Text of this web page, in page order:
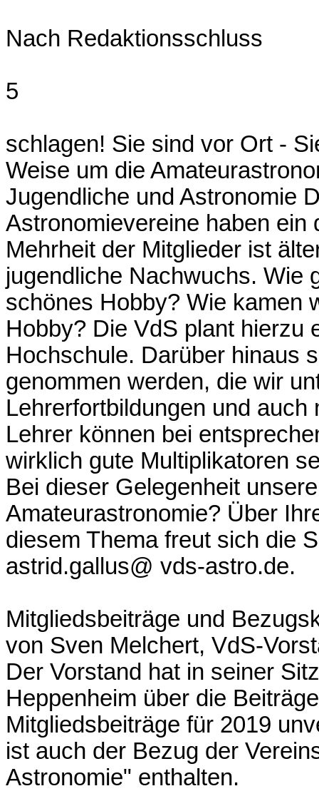
Nach Redaktionsschluss
5
schlagen! Sie sind vor Ort -
Weise um die
Jugendliche und Astronomie
Astronomievereine haben
Mehrheit der Mitglieder ist
jugendliche Nachwuchs. Wie
schönes Hobby? Wie kamen
Hobby? Die VdS plant hierzu
Hochschule. Darüber hinaus
genommen werden, die wir
Lehrerfortbildungen und
Lehrer können bei
wirklich gute Multiplikatoren
Bei dieser Gelegenheit
Amateurastronomie? Über
diesem Thema freut sich die
astrid.gallus@ vds-astro.de.
Mitgliedsbeiträge und
von Sven Melchert, VdS-
Der Vorstand hat in seiner
Heppenheim über die
Mitgliedsbeiträge für 2019
ist auch der Bezug der
Astronomie" enthalten.